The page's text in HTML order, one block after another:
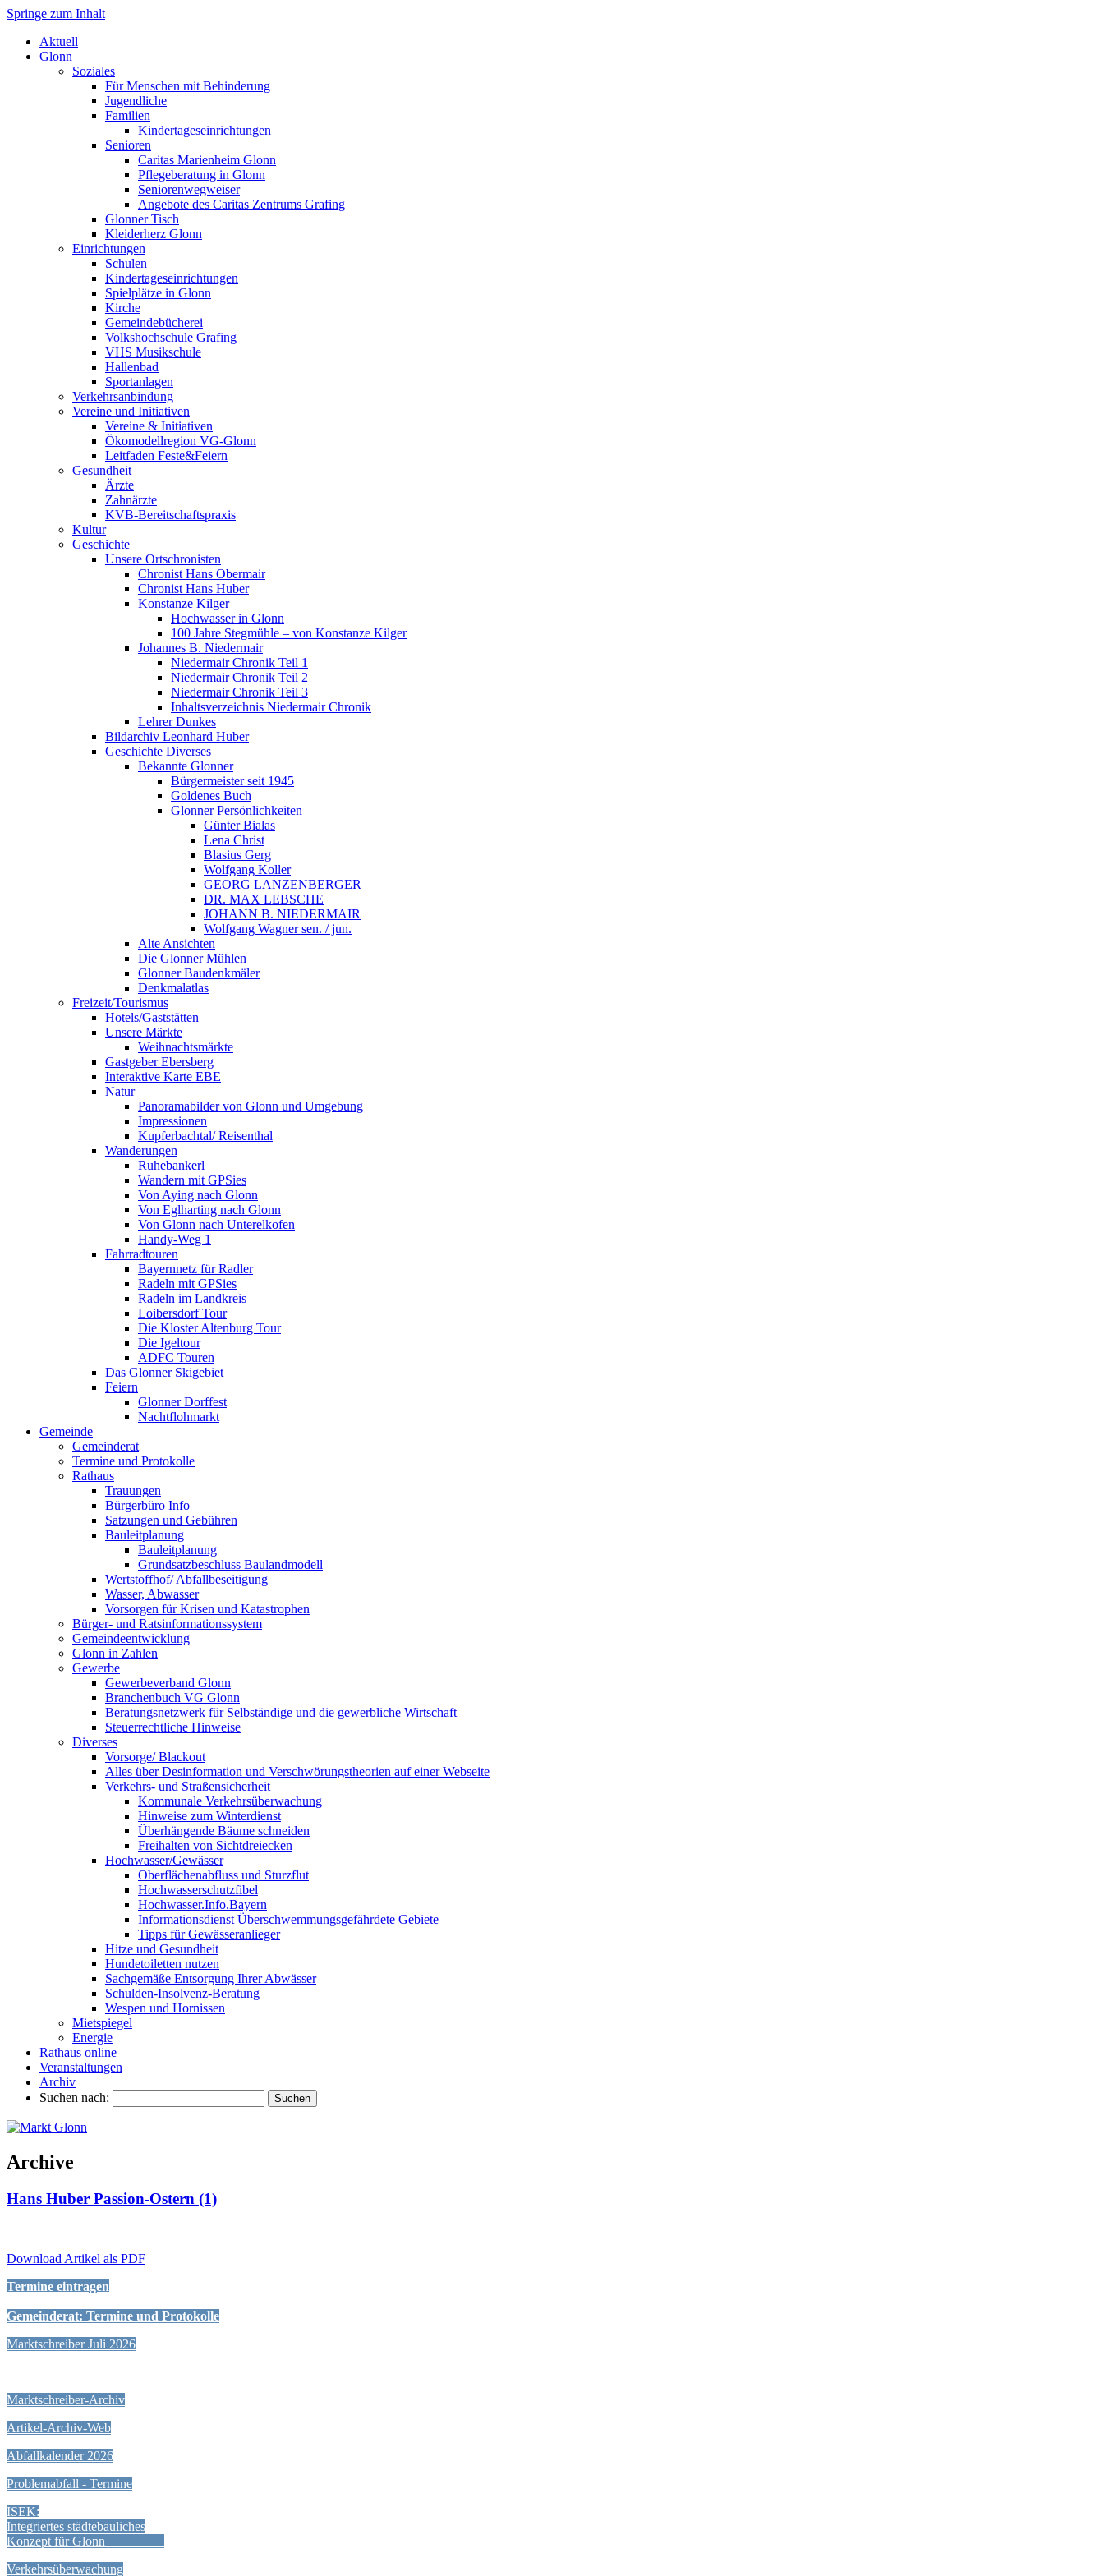
Markt Glonn
Springe zum Inhalt
Aktuell
Glonn
Soziales
Für Menschen mit Behinderung
Jugendliche
Familien
Kindertageseinrichtungen
Senioren
Caritas Marienheim Glonn
Pflegeberatung in Glonn
Seniorenwegweiser
Angebote des Caritas Zentrums Grafing
Glonner Tisch
Kleiderherz Glonn
Einrichtungen
Schulen
Kindertageseinrichtungen
Spielplätze in Glonn
Kirche
Gemeindebücherei
Volkshochschule Grafing
VHS Musikschule
Hallenbad
Sportanlagen
Verkehrsanbindung
Vereine und Initiativen
Vereine & Initiativen
Ökomodellregion VG-Glonn
Leitfaden Feste&Feiern
Gesundheit
Ärzte
Zahnärzte
KVB-Bereitschaftspraxis
Kultur
Geschichte
Unsere Ortschronisten
Chronist Hans Obermair
Chronist Hans Huber
Konstanze Kilger
Hochwasser in Glonn
100 Jahre Stegmühle – von Konstanze Kilger
Johannes B. Niedermair
Niedermair Chronik Teil 1
Niedermair Chronik Teil 2
Niedermair Chronik Teil 3
Inhaltsverzeichnis Niedermair Chronik
Lehrer Dunkes
Bildarchiv Leonhard Huber
Geschichte Diverses
Bekannte Glonner
Bürgermeister seit 1945
Goldenes Buch
Glonner Persönlichkeiten
Günter Bialas
Lena Christ
Blasius Gerg
Wolfgang Koller
GEORG LANZENBERGER
DR. MAX LEBSCHE
JOHANN B. NIEDERMAIR
Wolfgang Wagner sen. / jun.
Alte Ansichten
Die Glonner Mühlen
Glonner Baudenkmäler
Denkmalatlas
Freizeit/Tourismus
Hotels/Gaststätten
Unsere Märkte
Weihnachtsmärkte
Gastgeber Ebersberg
Interaktive Karte EBE
Natur
Panoramabilder von Glonn und Umgebung
Impressionen
Kupferbachtal/ Reisenthal
Wanderungen
Ruhebankerl
Wandern mit GPSies
Von Aying nach Glonn
Von Eglharting nach Glonn
Von Glonn nach Unterelkofen
Handy-Weg 1
Fahrradtouren
Bayernnetz für Radler
Radeln mit GPSies
Radeln im Landkreis
Loibersdorf Tour
Die Kloster Altenburg Tour
Die Igeltour
ADFC Touren
Das Glonner Skigebiet
Feiern
Glonner Dorffest
Nachtflohmarkt
Gemeinde
Gemeinderat
Termine und Protokolle
Rathaus
Trauungen
Bürgerbüro Info
Satzungen und Gebühren
Bauleitplanung
Bauleitplanung
Grundsatzbeschluss Baulandmodell
Wertstoffhof/ Abfallbeseitigung
Wasser, Abwasser
Vorsorgen für Krisen und Katastrophen
Bürger- und Ratsinformationssystem
Gemeindeentwicklung
Glonn in Zahlen
Gewerbe
Gewerbeverband Glonn
Branchenbuch VG Glonn
Beratungsnetzwerk für Selbständige und die gewerbliche Wirtschaft
Steuerrechtliche Hinweise
Diverses
Vorsorge/ Blackout
Alles über Desinformation und Verschwörungstheorien auf einer Webseite
Verkehrs- und Straßensicherheit
Kommunale Verkehrsüberwachung
Hinweise zum Winterdienst
Überhängende Bäume schneiden
Freihalten von Sichtdreiecken
Hochwasser/Gewässer
Oberflächenabfluss und Sturzflut
Hochwasserschutzfibel
Hochwasser.Info.Bayern
Informationsdienst Überschwemmungsgefährdete Gebiete
Tipps für Gewässeranlieger
Hitze und Gesundheit
Hundetoiletten nutzen
Sachgemäße Entsorgung Ihrer Abwässer
Schulden-Insolvenz-Beratung
Wespen und Hornissen
Mietspiegel
Energie
Rathaus online
Veranstaltungen
Archiv
Suchen nach:
Archive
Hans Huber Passion-Ostern (1)
Download Artikel als PDF
Termine eintragen
Gemeinderat: Termine und Protokolle
Marktschreiber Juli 2026
Marktschreiber-Archiv
Artikel-Archiv-Web
Abfallkalender 2026
Problemabfall - Termine
ISEK:
Integriertes städtebauliches
Konzept für Glonn
Verkehrsüberwachung